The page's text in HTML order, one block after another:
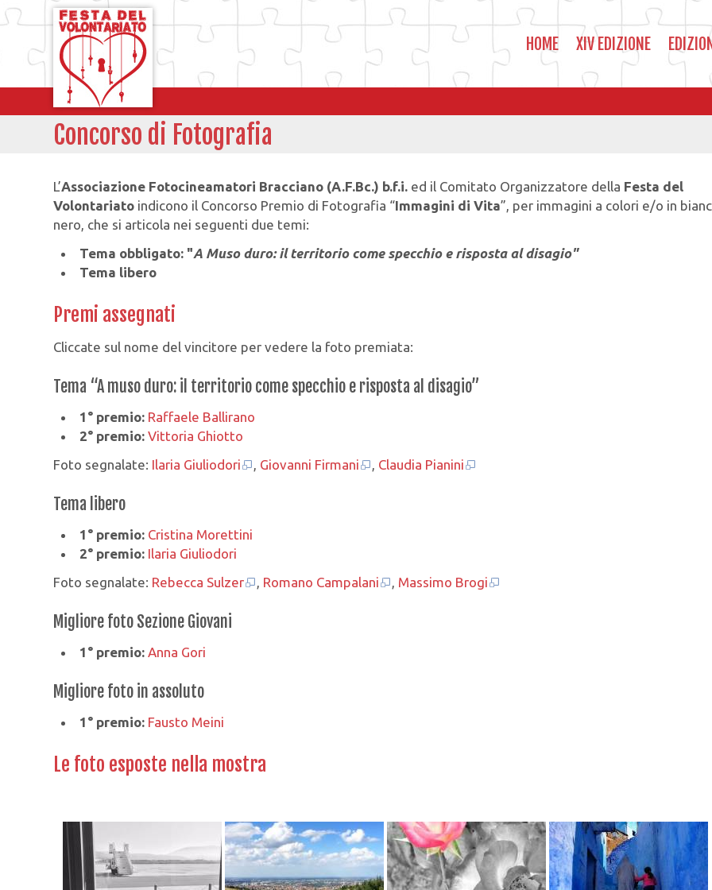
HOME XIV EDIZIONE
Concorso di Fotografia
L’Associazione Fotocineamatori Bracciano (A.F.Bc.) b.f.i. ed il Comitato Organizzatore della Festa del
Volontariato indicono il Concorso Premio di Fotografia “Immagini di Vita”, per immagini a colori e/o in
nero, che si articola nei seguenti due temi:
Tema obbligato: "A Muso duro: il territorio come specchio e risposta al disagio"
Tema libero
Premi assegnati
Cliccate sul nome del vincitore per vedere la foto premiata:
Tema “A muso duro: il territorio come specchio e risposta al disagio”
1° premio: Raffaele Ballirano
2° premio:Vittoria Ghiotto
Foto segnalate: Ilaria Giuliodori , Giovanni Firmani , Claudia Pianini
Tema libero
1° premio: Cristina Morettini
2° premio: Ilaria Giuliodori
Foto segnalate: Rebecca Sulzer , Romano Campalani , Massimo Brogi
Migliore foto Sezione Giovani
1° premio:Anna Gori
Migliore foto in assoluto
1° premio: Fausto Meini
Le foto esposte nella mostra
muro di
ma molti altri
visibili ed
sono stati costruiti dividendo